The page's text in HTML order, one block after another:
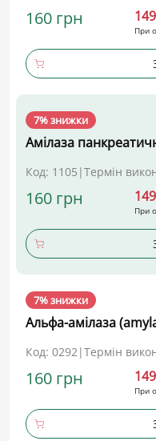
160 грн
При
7% знижки
Амілаза
Код: 1105 |Термін
160 грн
При
7% знижки
Альфа-амілаза
Код: 0292|Термін
160 грн
При